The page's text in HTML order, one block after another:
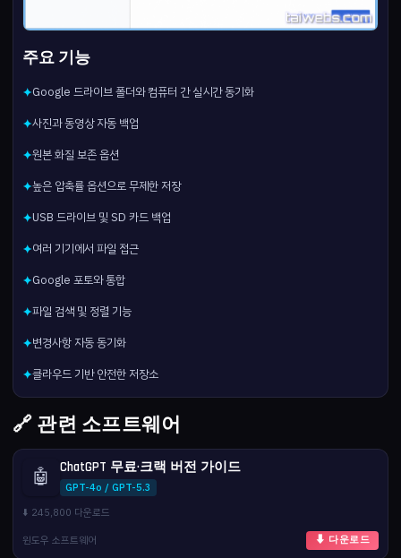
주요 기능
✦Google 드라이브 폴더와 컴퓨터 간 실시간 동기화
✦사진과 동영상 자동 백업
✦원본 화질 보존 옵션
✦높은 압축률 옵션으로 무제한 저장
✦USB 드라이브 및 SD 카드 백업
✦여러 기기에서 파일 접근
✦Google 포토와 통합
✦파일 검색 및 정렬 기능
✦변경사항 자동 동기화
✦클라우드 기반 안전한 저장소
🔗 관련 소프트웨어
🤖 ChatGPT 무료·크랙 버전 가이드
GPT-4o / GPT-5.3
⬇️ 245,800 다운로드
윈도우 소프트웨어
⬇ 다운로드